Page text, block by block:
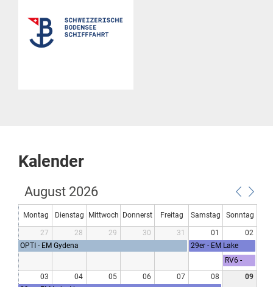
Kalender
August 2026
Montag Dienstag Mittwoch Donnerst Freitag Samstag Sonntag
27 28 29 30 31 01 02
03 04 05 06 07 08 09
OPTI - EM Gydena
29er - EM Lake
RV6 -
Sommerl